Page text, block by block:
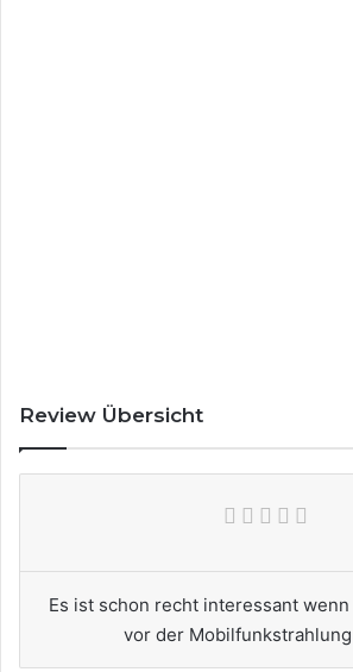
Review Übersicht
Es ist schon recht interessant
vor der